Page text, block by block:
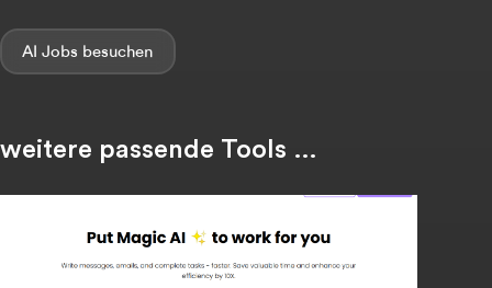
AI Jobs
weitere passende Tools …